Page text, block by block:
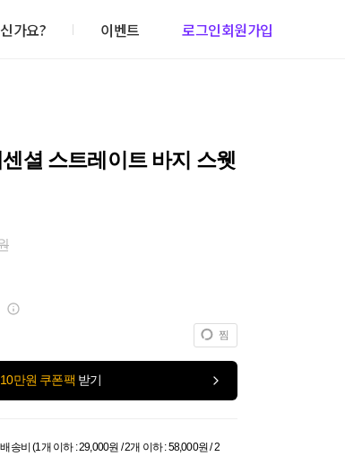
가요? 이벤트 로그인회원가입
셜 스트레이트 바지 스웻
찜
10만원 쿠폰팩 받기
송비 (1개 이하 : 29,000원 / 2개 이하 : 58,000원 / 2